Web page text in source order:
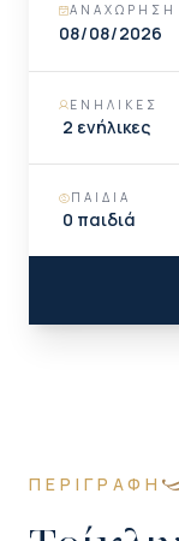
ΑΝΑΧΏΡΗΣΗ
ΕΝΉΛΙΚΕΣ
ΠΑΙΔΙΆ
ΠΕΡΙΓΡΑΦΉ